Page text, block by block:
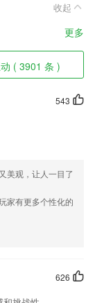
收起
更多
( 3901 条 )
543
美观，让人一目了
家有更多个性化的
626